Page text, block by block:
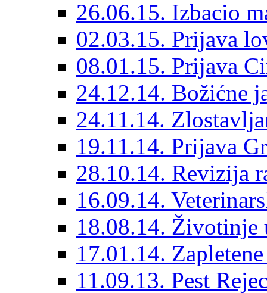
26.06.15. Izbacio
02.03.15. Prijava
08.01.15. Prijava
24.12.14. Božićne
24.11.14.
19.11.14. Prijava
28.10.14. Revizija
16.09.14.
18.08.14.
17.01.14.
11.09.13. Pest